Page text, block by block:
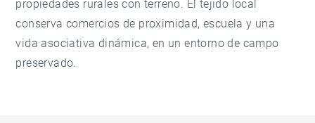
propiedades rurales con terreno. El tejido local
conserva comercios de proximidad, escuela y una
vida asociativa dinámica, en un entorno de campo
preservado.